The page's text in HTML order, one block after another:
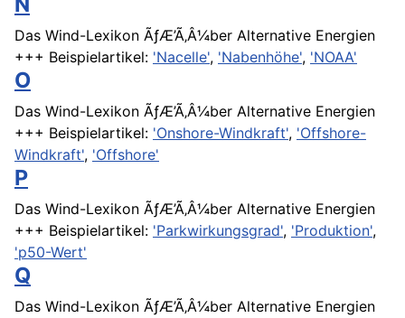
Das Wind-Lexikon ÃƒÆ’Ã‚Â¼ber Alternative Energien
+++ Beispielartikel: 'Nacelle', 'Nabenhöhe', 'NOAA'
O
Das Wind-Lexikon ÃƒÆ’Ã‚Â¼ber Alternative Energien
+++ Beispielartikel: 'Onshore-Windkraft', 'Offshore-
Windkraft', 'Offshore'
P
Das Wind-Lexikon ÃƒÆ’Ã‚Â¼ber Alternative Energien
+++ Beispielartikel: 'Parkwirkungsgrad', 'Produktion',
'p50-Wert'
Q
Das Wind-Lexikon ÃƒÆ’Ã‚Â¼ber Alternative Energien